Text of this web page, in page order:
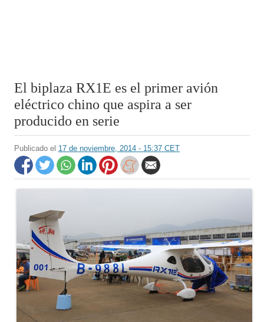
El biplaza RX1E es el primer avión
eléctrico chino que aspira a ser
producido en serie
Publicado el 17 de noviembre, 2014 - 15:37 CET